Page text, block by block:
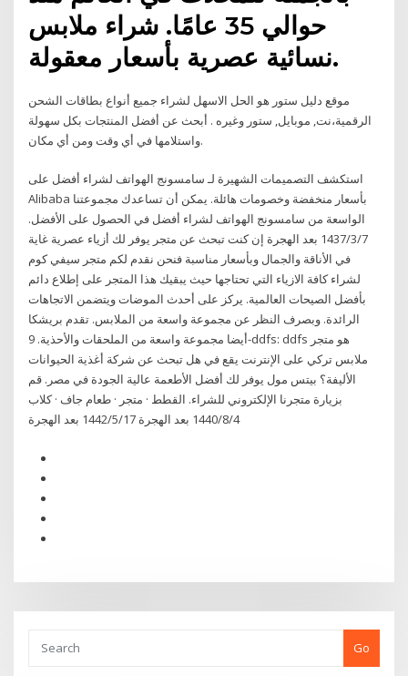
حوالي 35 عامًا. شراء ملابس
نسائية عصرية بأسعار معقولة.
موقع دليل ستور هو الحل الاسهل لشراء جميع أنواع بطاقات الشحن
الرقمية،نت, موبايل, ستور وغيره . أبحث عن أفضل المنتجات بكل سهولة
واستلامها في أي وقت ومن أي مكان.
استكشف التصميمات الشهيرة لـ سامسونج الهواتف لشراء أفضل على
Alibaba بأسعار منخفضة وخصومات هائلة. يمكن أن تساعدك مجموعتنا
الواسعة من سامسونج الهواتف لشراء أفضل في الحصول على الأفضل.
7‏‏/3‏‏/1437 بعد الهجرة إن كنت تبحث عن متجر يوفر لك أزياء عصرية غاية
في الأناقة والجمال وبأسعار مناسبة فنحن نقدم لكم متجر سيفي كوم
لشراء كافة الازياء التي تحتاجها حيث يبقيك هذا المتجر على إطلاع دائم
بأفضل الصيحات العالمية. يركز على أحدث الموضات ويتضمن الاتجاهات
الرائدة. وبصرف النظر عن مجموعة واسعة من الملابس. تقدم بريشكا
أيضا مجموعة واسعة من الملحقات والأحذية. 9-ddfs: ddfs هو متجر
ملابس تركي على الإنترنت يقع في هل تبحث عن شركة أغذية الحيوانات
الأليفة؟ بيتس مول يوفر لك أفضل الأطعمة عالية الجودة في مصر. قم
بزيارة متجرنا الإلكتروني للشراء. القطط · متجر · طعام جاف · كلاب
4‏‏/8‏‏/1440 بعد الهجرة 17‏‏/5‏‏/1442 بعد الهجرة
Go